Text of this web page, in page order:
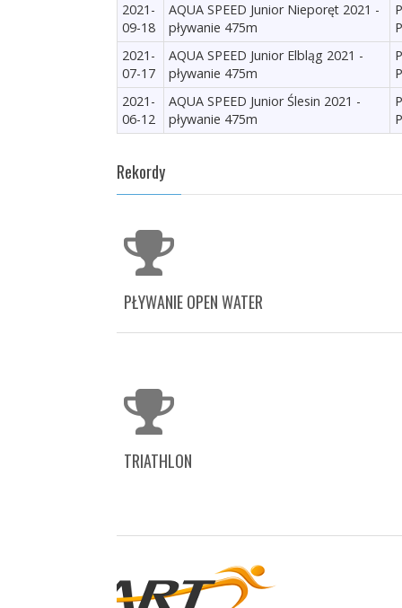
2021-
09-18
AQUA SPEED Junior Nieporęt 2021 -
pływanie 475m
2021-
07-17
AQUA SPEED Junior Elbląg 2021 -
pływanie 475m
2021-
06-12
AQUA SPEED Junior Ślesin 2021 -
pływanie 475m
Rekordy
PŁYWANIE OPEN WATER
TRIATHLON